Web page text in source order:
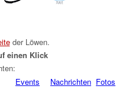
der Löwen.
einen Klick
Events Nachrichten Fotos